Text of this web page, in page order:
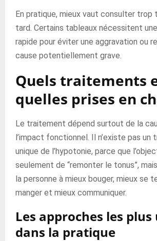
En pratique, mieux vaut consulter
tard. Certains tableaux nécessitent
rapide pour éviter une aggravation ou
cause potentiellement grave.
Quels traitements
quelles prises en
Le traitement dépend surtout de la
l’impact fonctionnel. Il n’existe pas un
unique de l’hypotonie, parce que
seulement de “remonter le tonus”,
la personne à mieux bouger, mieux se
manger et mieux communiquer.
Les approches les
dans la pratique